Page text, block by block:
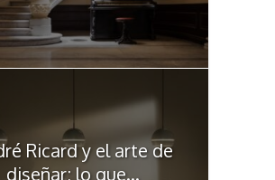
Ricard y el arte de
diseñar; lo que...